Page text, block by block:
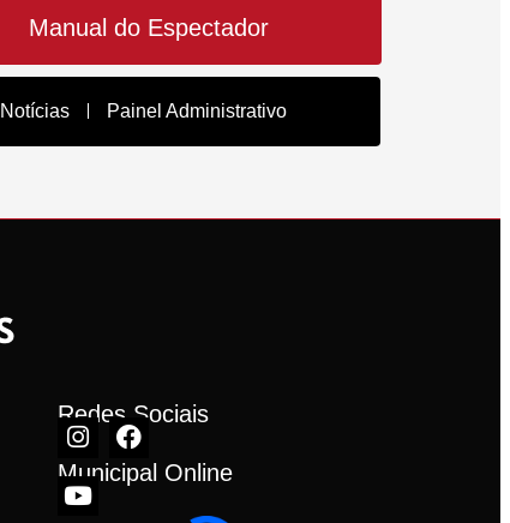
Manual do Espectador
Notícias Painel Administrativo
Redes Sociais
Municipal Online